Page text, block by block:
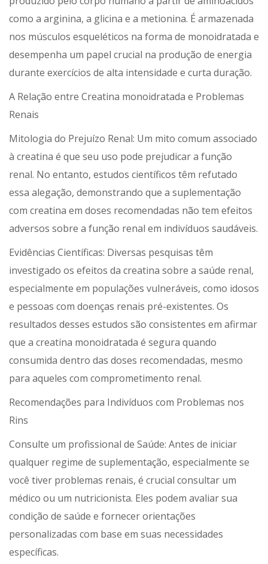
como a arginina, a glicina e a metionina. É armazenada
nos músculos esqueléticos na forma de monoidratada e
desempenha um papel crucial na produção de energia
durante exercícios de alta intensidade e curta duração.
A Relação entre Creatina monoidratada e Problemas
Renais
Mitologia do Prejuízo Renal: Um mito comum associado
à creatina é que seu uso pode prejudicar a função
renal. No entanto, estudos científicos têm refutado
essa alegação, demonstrando que a suplementação
com creatina em doses recomendadas não tem efeitos
adversos sobre a função renal em indivíduos saudáveis.
Evidências Científicas: Diversas pesquisas têm
investigado os efeitos da creatina sobre a saúde renal,
especialmente em populações vulneráveis, como idosos
e pessoas com doenças renais pré-existentes. Os
resultados desses estudos são consistentes em afirmar
que a creatina monoidratada é segura quando
consumida dentro das doses recomendadas, mesmo
para aqueles com comprometimento renal.
Recomendações para Indivíduos com Problemas nos
Rins
Consulte um profissional de Saúde: Antes de iniciar
qualquer regime de suplementação, especialmente se
você tiver problemas renais, é crucial consultar um
médico ou um nutricionista. Eles podem avaliar sua
condição de saúde e fornecer orientações
personalizadas com base em suas necessidades
específicas.